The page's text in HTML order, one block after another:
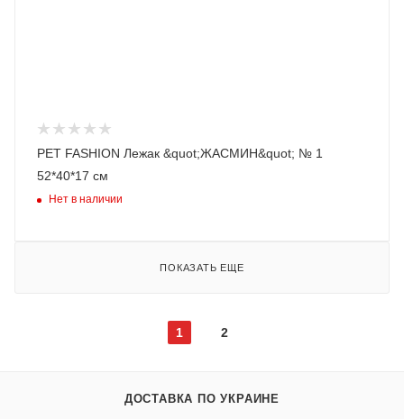
PET FASHION Лежак &quot;ЖАСМИН&quot; № 1
52*40*17 см
Нет в наличии
ПОКАЗАТЬ ЕЩЕ
1 2
ДОСТАВКА ПО УКРАИНЕ